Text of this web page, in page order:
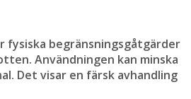
fysiska begränsningsgåtgärder
Användningen kan minska
Det visar en färsk avhandling